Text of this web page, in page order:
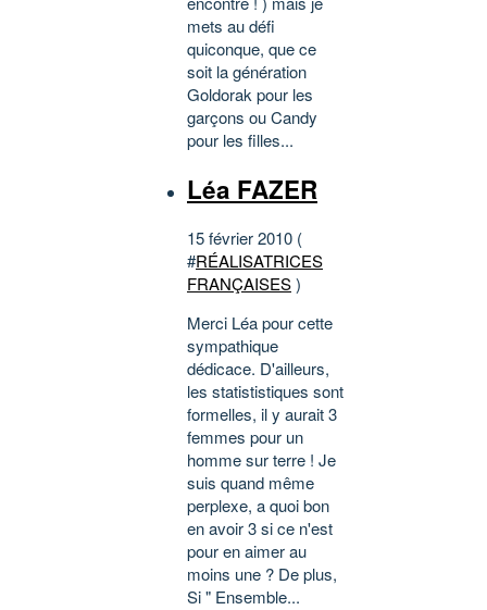
mets au défi
quiconque, que ce
soit la génération
Goldorak pour les
garçons ou Candy
pour les filles...
Léa FAZER
15 février 2010 (
#RÉALISATRICES
FRANÇAISES)
Merci Léa pour cette
sympathique
dédicace. D'ailleurs,
les statististiques sont
formelles, il y aurait 3
femmes pour un
homme sur terre ! Je
suis quand même
perplexe, a quoi bon
en avoir 3 si ce n'est
pour en aimer au
moins une ? De plus,
Si " Ensemble...